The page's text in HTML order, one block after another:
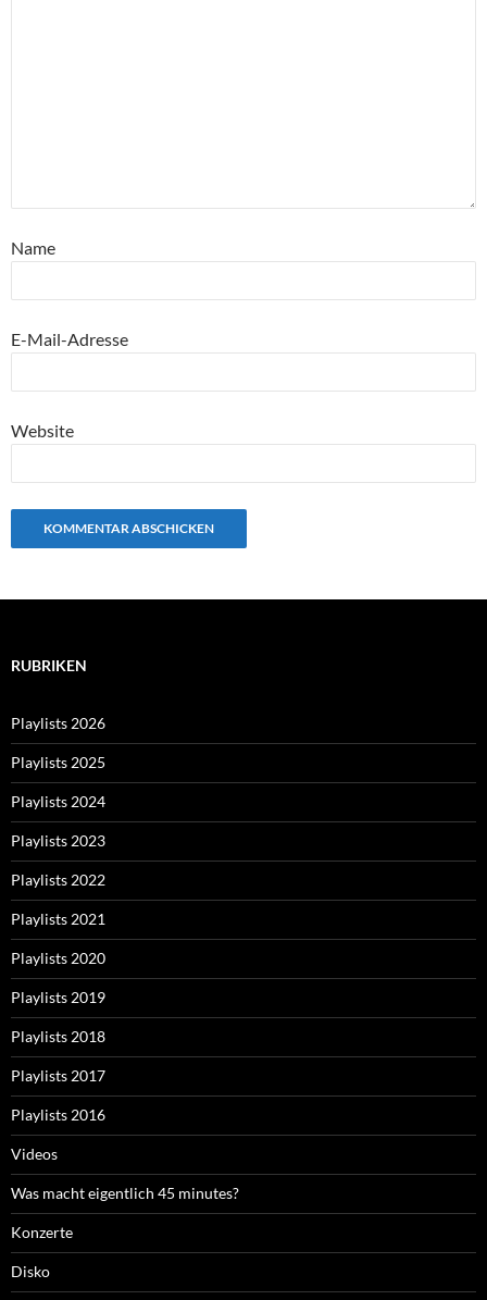
Name
E-Mail-Adresse
Website
RUBRIKEN
Playlists 2026
Playlists 2025
Playlists 2024
Playlists 2023
Playlists 2022
Playlists 2021
Playlists 2020
Playlists 2019
Playlists 2018
Playlists 2017
Playlists 2016
Videos
Was macht eigentlich 45 minutes?
Konzerte
Disko